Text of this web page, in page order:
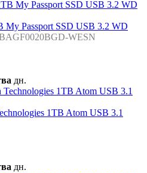
Passport SSD USB 3.2 WD
WESN
дн.
1TB Atom USB 3.1
дн.